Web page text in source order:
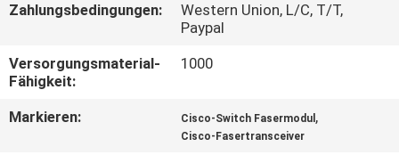
UNS
NEUIGKEITEN
RECHTSSACHEN
Zahlungsbedingungen:
Western Union, L/C, T/T,
Paypal
Versorgungsmaterial-
Fähigkeit:
1000
Markieren: Cisco-Switch Fasermodul ,
Cisco-Fasertransceiver